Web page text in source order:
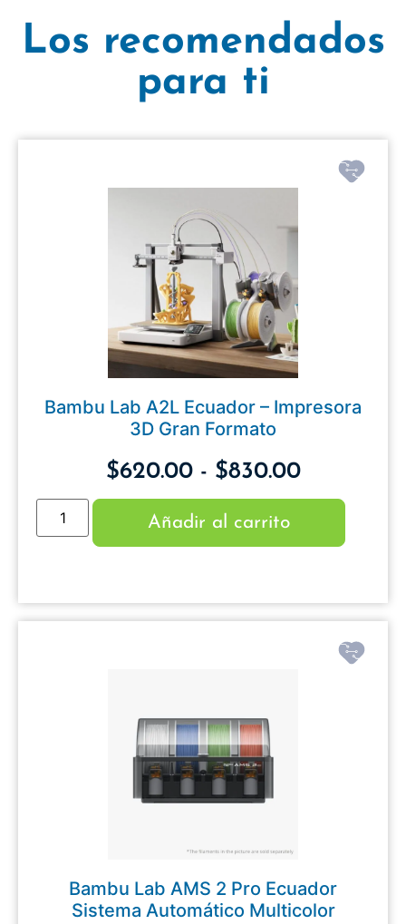
Los recomendados
para ti
Bambu Lab A2L Ecuador – Impresora
3D Gran Formato
$620.00 - $830.00
Añadir al carrito
Bambu Lab AMS 2 Pro Ecuador
Sistema Automático Multicolor